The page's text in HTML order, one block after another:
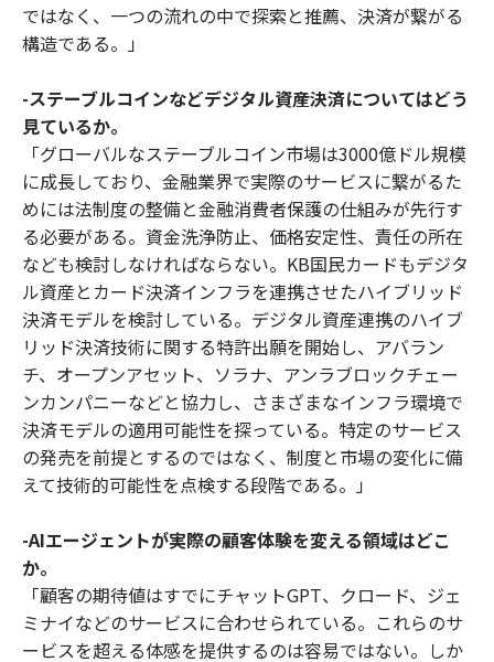
ではなく、一つの流れの中で探索と推薦、決済が繋がる
構造である。」
-ステーブルコインなどデジタル資産決済についてはどう
見ているか。
「グローバルなステーブルコイン市場は3000億ドル規模
に成長しており、金融業界で実際のサービスに繋がるた
めには法制度の整備と金融消費者保護の仕組みが先行す
る必要がある。資金洗浄防止、価格安定性、責任の所在
なども検討しなければならない。KB国民カードもデジタ
ル資産とカード決済インフラを連携させたハイブリッド
決済モデルを検討している。デジタル資産連携のハイブ
リッド決済技術に関する特許出願を開始し、アバラン
チ、オープンアセット、ソラナ、アンラブロックチェー
ンカンパニーなどと協力し、さまざまなインフラ環境で
決済モデルの適用可能性を探っている。特定のサービス
の発売を前提とするのではなく、制度と市場の変化に備
えて技術的可能性を点検する段階である。」
-AIエージェントが実際の顧客体験を変える領域はどこ
か。
「顧客の期待値はすでにチャットGPT、クロード、ジェ
ミナイなどのサービスに合わせられている。これらのサ
ービスを超える体感を提供するのは容易ではない。しか